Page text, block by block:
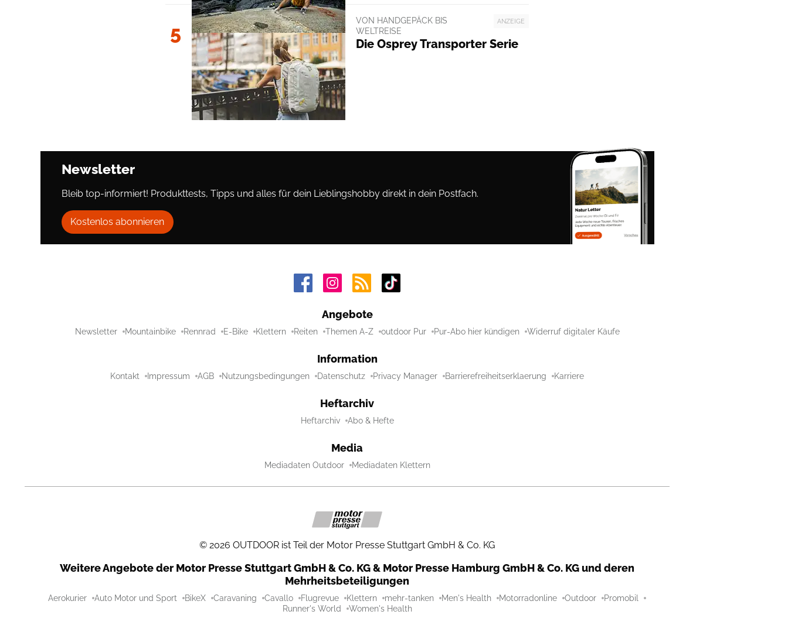
5
ANZEIGE
VON HANDGEPÄCK BIS
WELTREISE
Die Osprey Transporter Serie
Newsletter
Bleib top-informiert! Produkttests, Tipps und alles für dein Lieblingshobby direkt in dein Postfach.
Kostenlos abonnieren
Angebote
Newsletter Mountainbike Rennrad E-Bike Klettern Reiten Themen A-Z outdoor Pur Pur-Abo hier kündigen Widerruf digitaler Käufe
Information
Kontakt Impressum AGB Nutzungsbedingungen Datenschutz Privacy Manager Barrierefreiheitserklaerung Karriere
Heftarchiv
Heftarchiv Abo & Hefte
Media
Mediadaten Outdoor Mediadaten Klettern
© 2026 OUTDOOR ist Teil der Motor Presse Stuttgart GmbH & Co. KG
Weitere Angebote der Motor Presse Stuttgart GmbH & Co. KG & Motor Presse Hamburg GmbH & Co. KG und deren
Mehrheitsbeteiligungen
Aerokurier Auto Motor und Sport BikeX Caravaning Cavallo Flugrevue Klettern mehr-tanken Men's Health Motorradonline Outdoor
Promobil
Runner's World
Women's Health